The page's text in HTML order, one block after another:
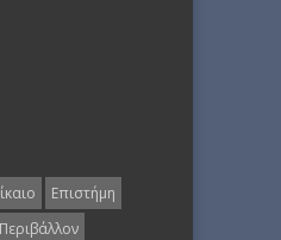
Επιστήμη
Περιβάλλον